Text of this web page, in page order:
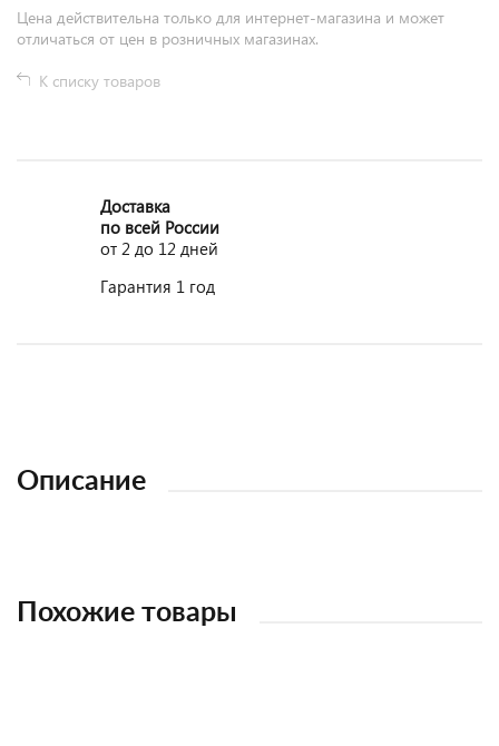
Цена действительна только для интернет-магазина и может
отличаться от цен в розничных магазинах.
К списку товаров
Доставка
по всей России
от 2 до 12 дней
Гарантия 1 год
Описание
Похожие товары